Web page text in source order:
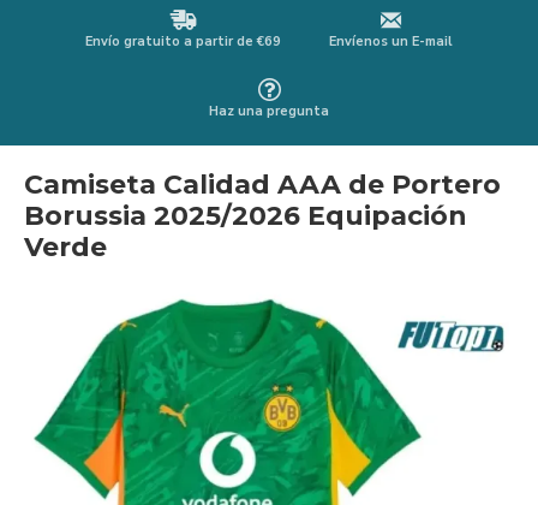
Envío gratuito a partir de €69 Envíenos un E-mail
Haz una pregunta
Camiseta Calidad AAA de Portero
Borussia 2025/2026 Equipación
Verde